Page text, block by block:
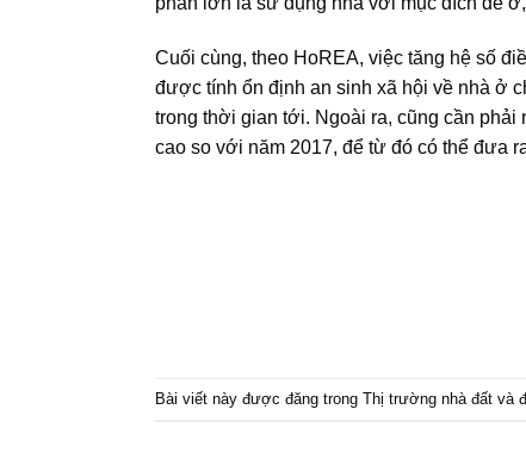
Cuối cùng, theo HoREA, việc tăng hệ số
được tính ổn định an sinh xã hội về nhà ở
trong thời gian tới. Ngoài ra, cũng cần
cao so với năm 2017, để từ đó có thể đưa
Bài viết này được đăng trongThị trường nhà đất và